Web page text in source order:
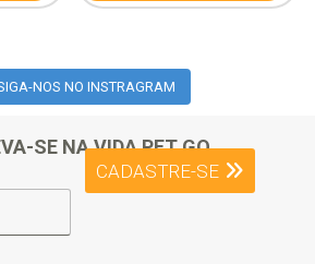
NOS NO INSTRAGRAM
SE NA VIDA PET GO
CADASTRE-SE